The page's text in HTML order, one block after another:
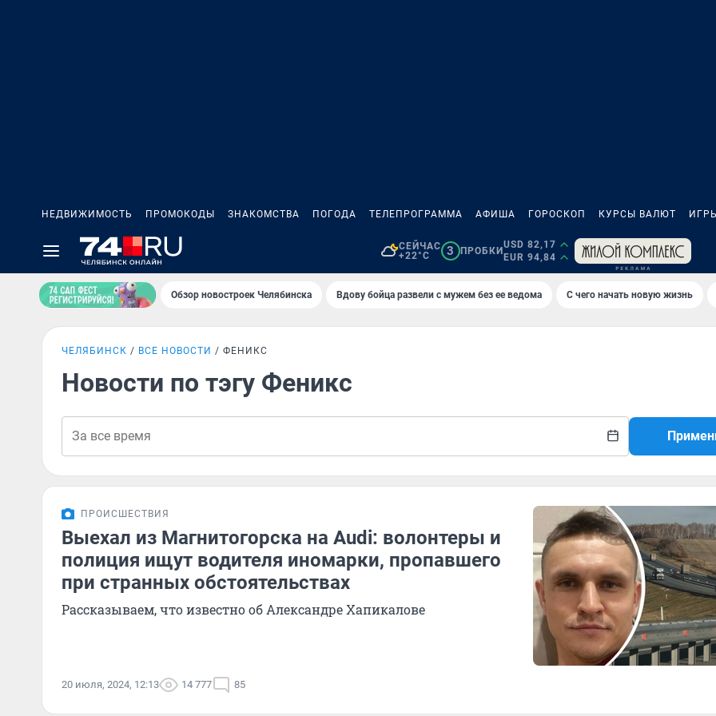
НЕДВИЖИМОСТЬ ПРОМОКОДЫ ЗНАКОМСТВА ПОГОДА ТЕЛЕПРОГРАММА АФИША ГОРОСКОП КУРСЫ ВАЛЮТ
СЕЙЧАС
+22°C
3 ПРОБКИ
USD 82,17
EUR 94,84
Обзор новостроек Челябинска Вдову бойца развели с мужем без ее ведома С чего начать новую жизнь
ЧЕЛЯБИНСК ВСЕ НОВОСТИ ФЕНИКС
Новости по тэгу Феникс
ПРОИСШЕСТВИЯ
Выехал из Магнитогорска на Audi: волонтеры и
полиция ищут водителя иномарки, пропавшего
при странных обстоятельствах
Рассказываем, что известно об Александре Хапикалове
20 июля, 2024, 12:13 14 777 85